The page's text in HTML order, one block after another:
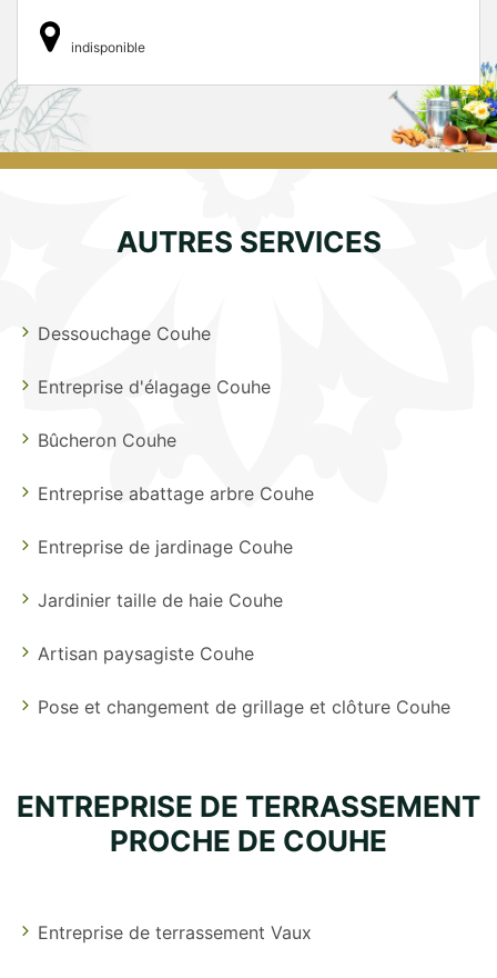
indisponible
AUTRES SERVICES
Dessouchage Couhe
Entreprise d'élagage Couhe
Bûcheron Couhe
Entreprise abattage arbre Couhe
Entreprise de jardinage Couhe
Jardinier taille de haie Couhe
Artisan paysagiste Couhe
Pose et changement de grillage et clôture Couhe
ENTREPRISE DE TERRASSEMENT
PROCHE DE COUHE
Entreprise de terrassement Vaux